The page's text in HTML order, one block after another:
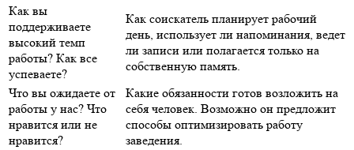
Как вы
поддерживаете
высокий темп
работы? Как все
успеваете?
Как соискатель планирует рабочий
день, использует ли напоминания, ведет
ли записи или полагается только на
собственную память.
Что вы ожидаете от
работы у нас? Что
нравится или не
нравится?
Какие обязанности готов возложить на
себя человек. Возможно он предложит
способы оптимизировать работу
заведения.